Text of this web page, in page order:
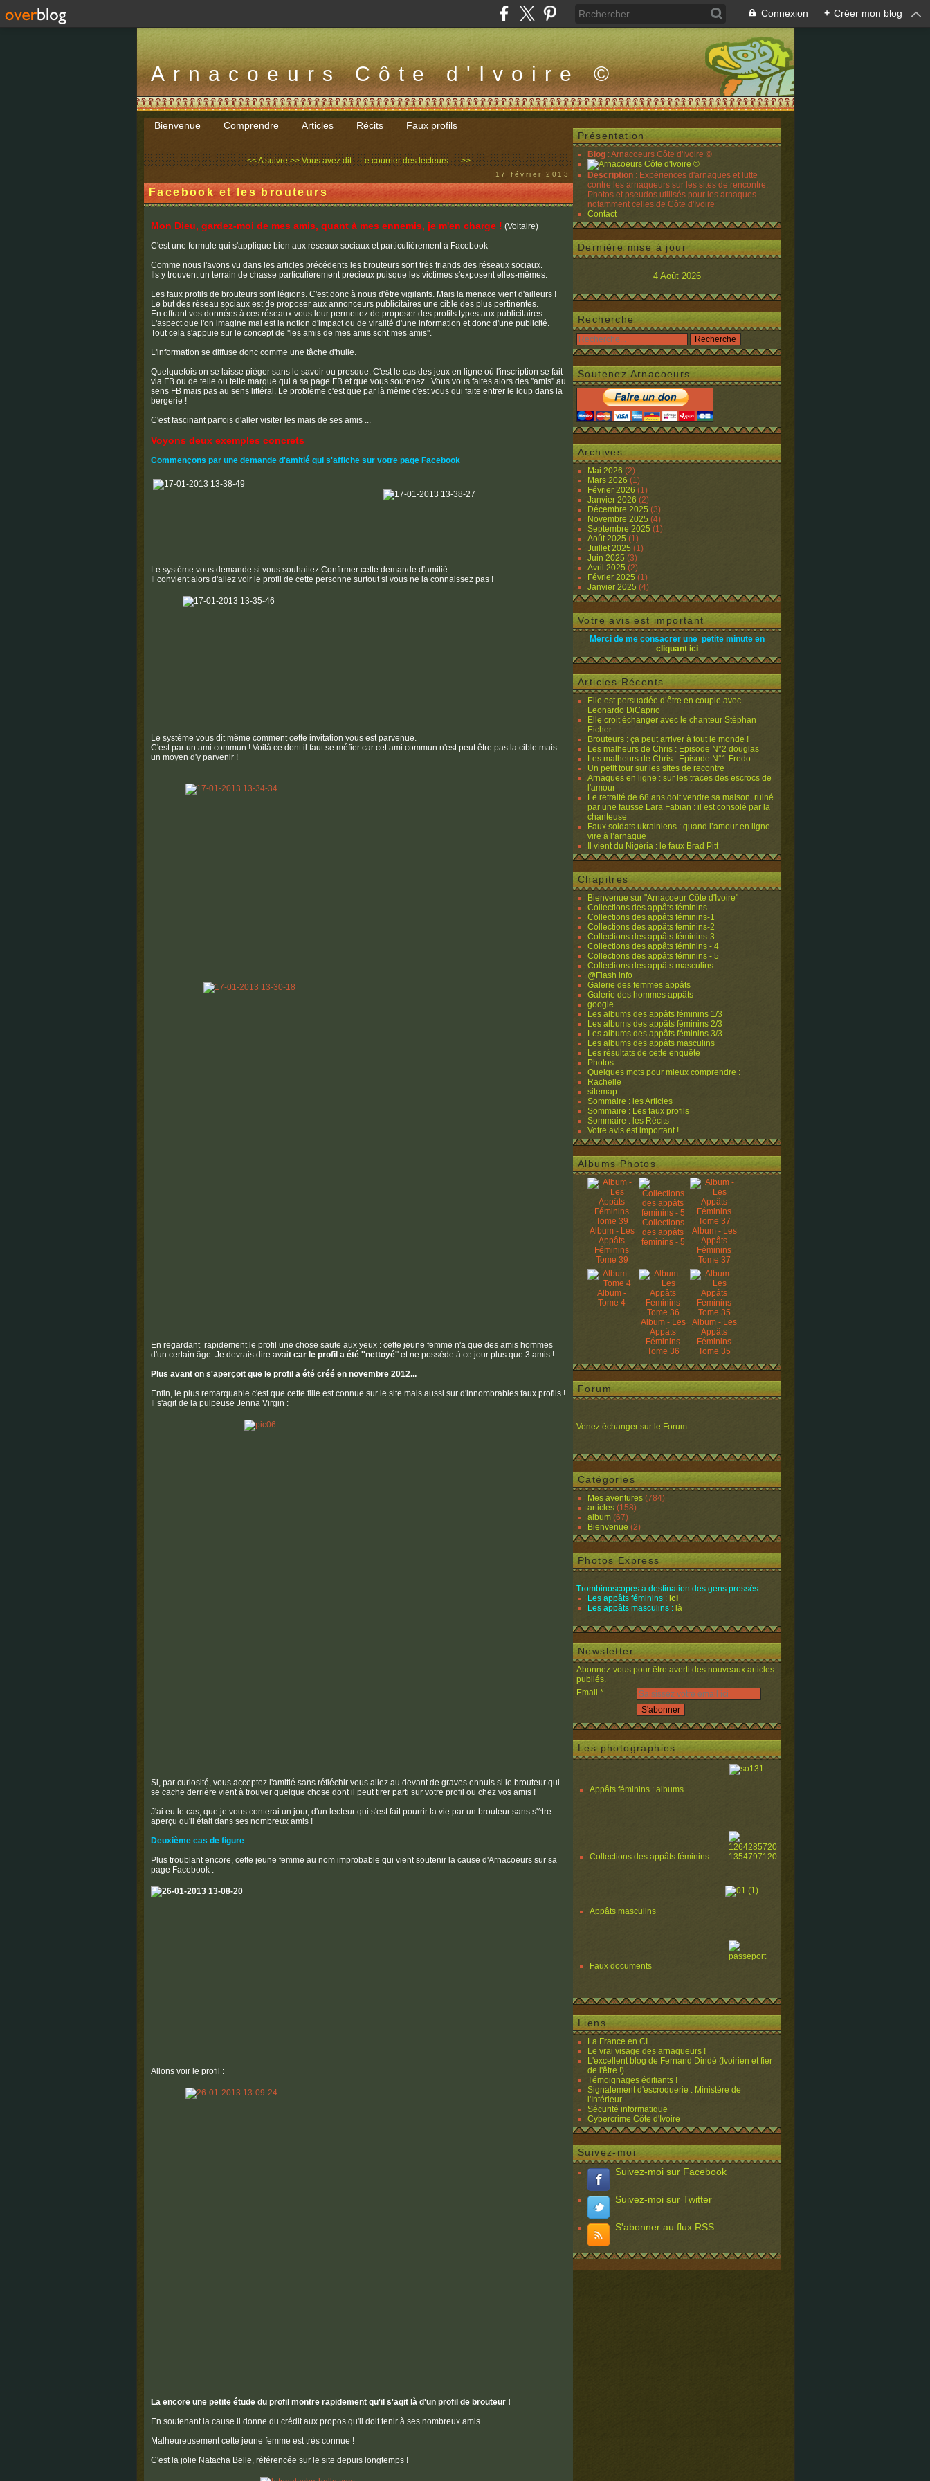
Connexion + Créer mon blog
Arnacoeurs Côte d'Ivoire ©
Bienvenue Comprendre Articles Récits Faux profils
<< A suivre >> Vous avez dit... Le courrier des lecteurs :... >>
17 février 2013
Facebook et les brouteurs
Mon Dieu, gardez-moi de mes amis, quant à mes ennemis, je m'en charge ! (Voltaire)
C'est une formule qui s'applique bien aux réseaux sociaux et particulièrement à Facebook
Comme nous l'avons vu dans les articles précédents les brouteurs sont très friands des réseaux sociaux.
Ils y trouvent un terrain de chasse particulièrement précieux puisque les victimes s'exposent elles-mêmes.
Les faux profils de brouteurs sont légions. C'est donc à nous d'être vigilants. Mais la menace vient d'ailleurs !
Le but des réseau sociaux est de proposer aux annonceurs publicitaires une cible des plus pertinentes.
En offrant vos données à ces réseaux vous leur permettez de proposer des profils types aux publicitaires.
L'aspect que l'on imagine mal est la notion d'impact ou de viralité d'une information et donc d'une publicité.
Tout cela s'appuie sur le concept de ''les amis de mes amis sont mes amis''.
L'information se diffuse donc comme une tâche d'huile.
Quelquefois on se laisse pièger sans le savoir ou presque. C'est le cas des jeux en ligne où l'inscription se fait
via FB ou de telle ou telle marque qui a sa page FB et que vous soutenez.. Vous vous faites alors des ''amis'' au
sens FB mais pas au sens littéral. Le problème c'est que par là même c'est vous qui faite entrer le loup dans la
bergerie !
C'est fascinant parfois d'aller visiter les mais de ses amis ...
Voyons deux exemples concrets
Commençons par une demande d'amitié qui s'affiche sur votre page Facebook
Le système vous demande si vous souhaitez Confirmer cette demande d'amitié.
Il convient alors d'allez voir le profil de cette personne surtout si vous ne la connaissez pas !
Le système vous dit même comment cette invitation vous est parvenue.
C'est par un ami commun ! Voilà ce dont il faut se méfier car cet ami commun n'est peut être pas la cible mais
un moyen d'y parvenir !
En regardant rapidement le profil une chose saute aux yeux : cette jeune femme n'a que des amis hommes
d'un certain âge. Je devrais dire avait car le profil a été ''nettoyé'' et ne possède à ce jour plus que 3 amis !
Plus avant on s'aperçoit que le profil a été créé en novembre 2012...
Enfin, le plus remarquable c'est que cette fille est connue sur le site mais aussi sur d'innombrables faux profils !
Il s'agit de la pulpeuse Jenna Virgin :
Si, par curiosité, vous acceptez l'amitié sans réfléchir vous allez au devant de graves ennuis si le brouteur qui
se cache derrière vient à trouver quelque chose dont il peut tirer parti sur votre profil ou chez vos amis !
J'ai eu le cas, que je vous conterai un jour, d'un lecteur qui s'est fait pourrir la vie par un brouteur sans s'^tre
aperçu qu'il était dans ses nombreux amis !
Deuxième cas de figure
Plus troublant encore, cette jeune femme au nom improbable qui vient soutenir la cause d'Arnacoeurs sur sa
page Facebook :
Allons voir le profil :
La encore une petite étude du profil montre rapidement qu'il s'agit là d'un profil de brouteur !
En soutenant la cause il donne du crédit aux propos qu'il doit tenir à ses nombreux amis...
Malheureusement cette jeune femme est très connue !
C'est la jolie Natacha Belle, référencée sur le site depuis longtemps !
Présentation
Blog : Arnacoeurs Côte d'Ivoire ©
Description : Expériences d'arnaques et lutte
contre les arnaqueurs sur les sites de rencontre.
Photos et pseudos utilisés pour les arnaques
notamment celles de Côte d'Ivoire
Contact
Dernière mise à jour
4 Août 2026
Recherche
Soutenez Arnacoeurs
Archives
Mai 2026 (2)
Mars 2026 (1)
Février 2026 (1)
Janvier 2026 (2)
Décembre 2025 (3)
Novembre 2025 (4)
Septembre 2025 (1)
Août 2025 (1)
Juillet 2025 (1)
Juin 2025 (3)
Avril 2025 (2)
Février 2025 (1)
Janvier 2025 (4)
Votre avis est important
Merci de me consacrer une petite minute en
cliquant ici
Articles Récents
Elle est persuadée d’être en couple avec
Leonardo DiCaprio
Elle croit échanger avec le chanteur Stéphan
Eicher
Brouteurs : ça peut arriver à tout le monde !
Les malheurs de Chris : Episode N°2 douglas
Les malheurs de Chris : Episode N°1 Fredo
Un petit tour sur les sites de recontre
Arnaques en ligne : sur les traces des escrocs de
l'amour
Le retraité de 68 ans doit vendre sa maison, ruiné
par une fausse Lara Fabian : il est consolé par la
chanteuse
Faux soldats ukrainiens : quand l’amour en ligne
vire à l’arnaque
Il vient du Nigéria : le faux Brad Pitt
Chapitres
Bienvenue sur "Arnacoeur Côte d'Ivoire"
Collections des appâts féminins
Collections des appâts féminins-1
Collections des appâts féminins-2
Collections des appâts féminins-3
Collections des appâts féminins - 4
Collections des appâts féminins - 5
Collections des appâts masculins
@Flash info
Galerie des femmes appâts
Galerie des hommes appâts
google
Les albums des appâts féminins 1/3
Les albums des appâts féminins 2/3
Les albums des appâts féminins 3/3
Les albums des appâts masculins
Les résultats de cette enquête
Photos
Quelques mots pour mieux comprendre :
Rachelle
sitemap
Sommaire : les Articles
Sommaire : Les faux profils
Sommaire : les Récits
Votre avis est important !
Albums Photos
Album - Les
Appâts
Féminins
Tome 39
Collections
des appâts
féminins - 5
Album - Les
Appâts
Féminins
Tome 37
Album -
Tome 4
Album - Les
Appâts
Féminins
Tome 36
Album - Les
Appâts
Féminins
Tome 35
Forum
Venez échanger sur le Forum
Catégories
Mes aventures (784)
articles (158)
album (67)
Bienvenue (2)
Photos Express
Trombinoscopes à destination des gens pressés
Les appâts féminins : ici
Les appâts masculins : là
Newsletter
Abonnez-vous pour être averti des nouveaux articles
publiés.
Email
Les photographies
Appâts féminins : albums
Collections des appâts féminins
Appâts masculins
Faux documents
Liens
La France en CI
Le vrai visage des arnaqueurs !
L'excellent blog de Fernand Dindé (Ivoirien et fier
de l'être !)
Témoignages édifiants !
Signalement d'escroquerie : Ministère de
l'Intérieur
Sécurité informatique
Cybercrime Côte d'Ivoire
Suivez-moi
Suivez-moi sur Facebook
Suivez-moi sur Twitter
S'abonner au flux RSS